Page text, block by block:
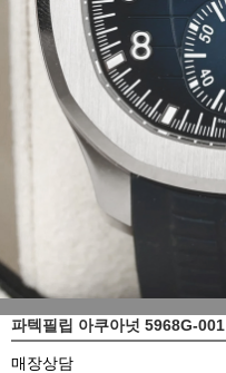
파텍필립 아쿠아넛 5968G-001
매장상담